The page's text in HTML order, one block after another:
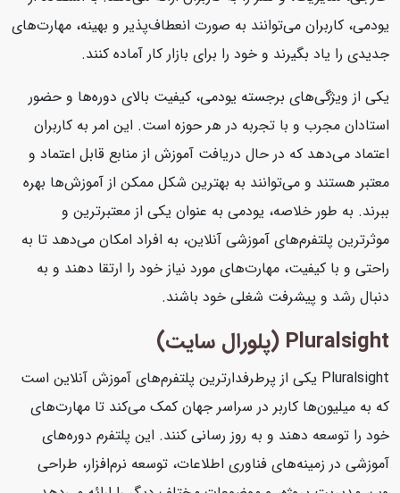
یودمی، کاربران می‌توانند به صورت انعطاف‌پذیر و بهینه، مهارت‌های
جدیدی را یاد بگیرند و خود را برای بازار کار آماده کنند.
یکی از ویژگی‌های برجسته یودمی، کیفیت بالای دوره‌ها و حضور
استادان مجرب و با تجربه در هر حوزه است. این امر به کاربران
اعتماد می‌دهد که در حال دریافت آموزش از منابع قابل اعتماد و
معتبر هستند و می‌توانند به بهترین شکل ممکن از آموزش‌ها بهره
ببرند. به طور خلاصه، یودمی به عنوان یکی از معتبرترین و
موثرترین پلتفرم‌های آموزشی آنلاین، به افراد امکان می‌دهد تا به
راحتی و با کیفیت، مهارت‌های مورد نیاز خود را ارتقا دهند و به
دنبال رشد و پیشرفت شغلی خود باشند.
Pluralsight (پلورال سایت)
Pluralsight یکی از پرطرفدارترین پلتفرم‌های آموزش آنلاین است
که به میلیون‌ها کاربر در سراسر جهان کمک می‌کند تا مهارت‌های
خود را توسعه دهند و به روز رسانی کنند. این پلتفرم دوره‌های
آموزشی در زمینه‌های فناوری اطلاعات، توسعه نرم‌افزار، طراحی